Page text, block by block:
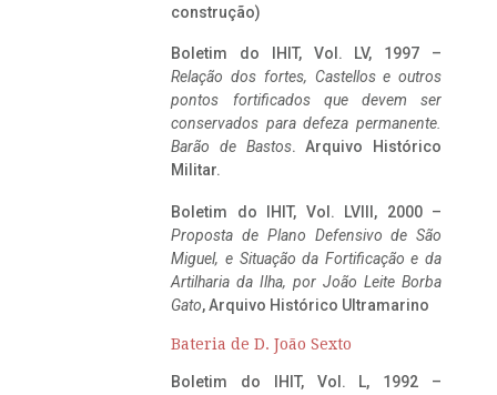
construção)
Boletim do IHIT, Vol. LV, 1997 –
Relação dos fortes, Castellos e outros
pontos fortificados que devem ser
conservados para defeza permanente.
Barão de Bastos. Arquivo Histórico
Militar.
Boletim do IHIT, Vol. LVIII, 2000 –
Proposta de Plano Defensivo de São
Miguel, e Situação da Fortificação e da
Artilharia da Ilha, por João Leite Borba
Gato, Arquivo Histórico Ultramarino
Bateria de D. João Sexto
Boletim do IHIT, Vol. L, 1992 –